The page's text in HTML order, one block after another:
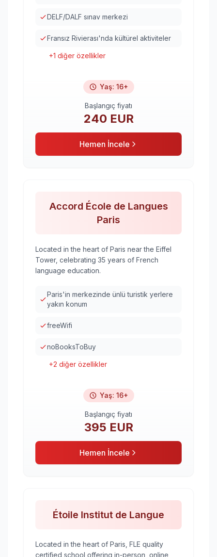
DELF/DALF sınav merkezi
Fransız Rivierası'nda kültürel aktiviteler
+1 diğer özellikler
Yaş: 16+
Başlangıç fiyatı
240 EUR
Hemen İncele
Accord École de Langues
Paris
Located in the heart of Paris near the Eiffel
Tower, celebrating 35 years of French
language education.
Paris'in merkezinde ünlü turistik yerlere
yakın konum
freeWifi
noBooksToBuy
+2 diğer özellikler
Yaş: 16+
Başlangıç fiyatı
395 EUR
Hemen İncele
Étoile Institut de Langue
Located in the heart of Paris, FLE quality
certified school offering in-person, online,